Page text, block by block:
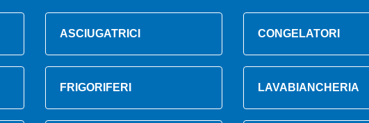
ASCIUGATRICI CONGELATORI
FRIGORIFERI LAVABIANCHERIA